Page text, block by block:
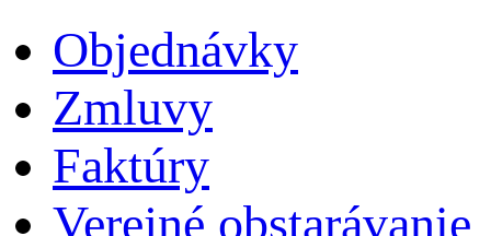
Objednávky
Zmluvy
Faktúry
Verejné obstarávanie